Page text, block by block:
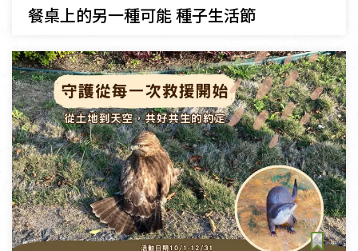
餐桌上的另一種可能 種子生活節